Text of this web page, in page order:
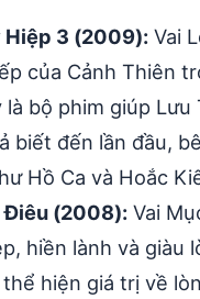
Hiệp 3 (2009): Vai
của Cảnh Thiên
bộ phim giúp Lưu
biết đến lần đầu,
Hồ Ca và Hoắc
Điêu (2008): Vai
hiền lành và giàu
hiện giá trị về